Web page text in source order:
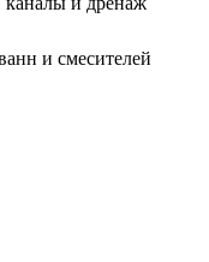
и смесителей